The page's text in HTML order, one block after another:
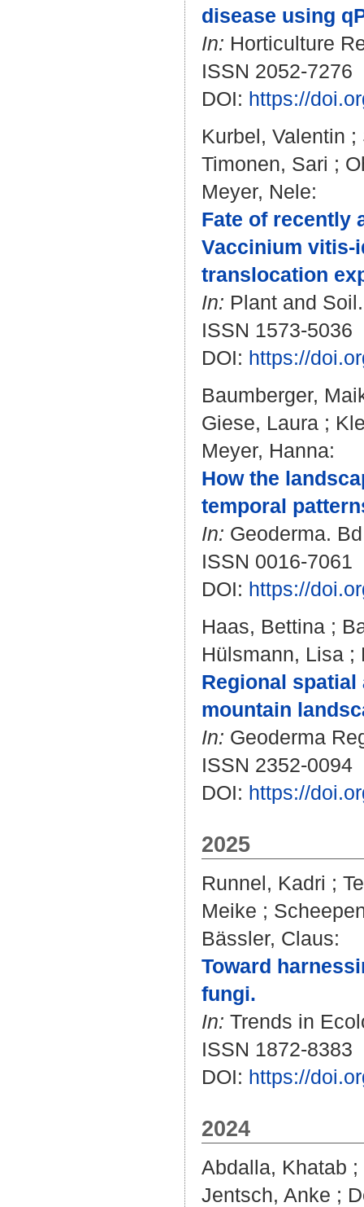
disease using
In: Horticulture
ISSN 2052-7276
DOI: https://
Kurbel, Valentin ;
Timonen, Sari ;
Meyer, Nele:
Fate of recently
Vaccinium vitis-
translocation
In: Plant and
ISSN 1573-5036
DOI: https://
Baumberger,
Giese, Laura ;
Meyer, Hanna:
How the
temporal
In: Geoderma.
ISSN 0016-7061
DOI: https://
Haas, Bettina ;
Hülsmann, Lisa ;
Regional
mountain
In: Geoderma
ISSN 2352-0094
DOI: https://
2025
Runnel, Kadri ;
Meike ;
Bässler, Claus:
Toward
fungi.
In: Trends in
ISSN 1872-8383
DOI: https://
2024
Abdalla, Khatab ;
Jentsch, Anke ;